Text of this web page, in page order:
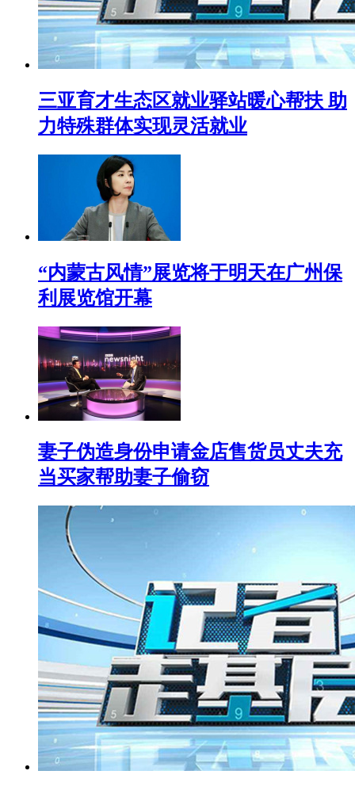
三亚育才生态区就业驿站暖心帮扶 助
力特殊群体实现灵活就业
“内蒙古风情”展览将于明天在广州保
利展览馆开幕
妻子伪造身份申请金店售货员丈夫充
当买家帮助妻子偷窃